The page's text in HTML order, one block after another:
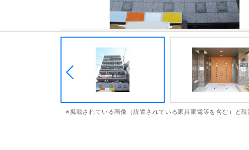
※掲載されている画像（設置されている家具家電等を含む）と